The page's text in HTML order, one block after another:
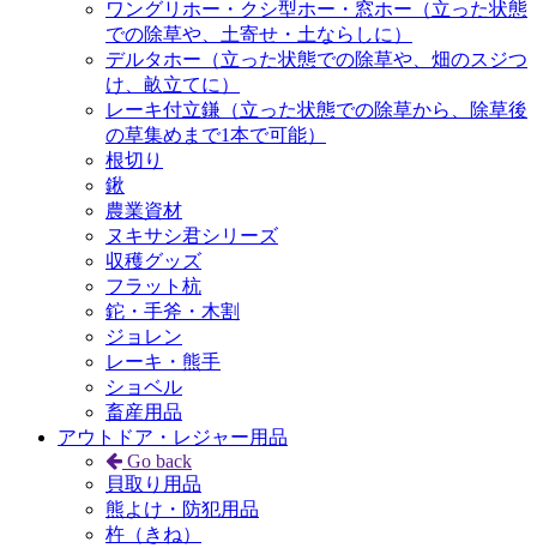
ワングリホー・クシ型ホー・窓ホー（立った状態
での除草や、土寄せ・土ならしに）
デルタホー（立った状態での除草や、畑のスジつ
け、畝立てに）
レーキ付立鎌（立った状態での除草から、除草後
の草集めまで1本で可能）
根切り
鍬
農業資材
ヌキサシ君シリーズ
収穫グッズ
フラット杭
鉈・手斧・木割
ジョレン
レーキ・熊手
ショベル
畜産用品
アウトドア・レジャー用品
Go back
貝取り用品
熊よけ・防犯用品
杵（きね）